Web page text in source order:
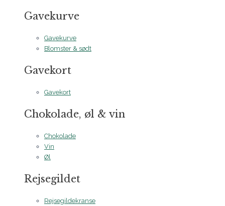
Gavekurve
Gavekurve
Blomster & sødt
Gavekort
Gavekort
Chokolade, øl & vin
Chokolade
Vin
Øl
Rejsegildet
Rejsegildekranse